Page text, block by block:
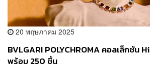
20 พฤษภาคม 2025
BVLGARI POLYCHROMA คอลเล็กชัน
พร้อม 250 ชิ้น